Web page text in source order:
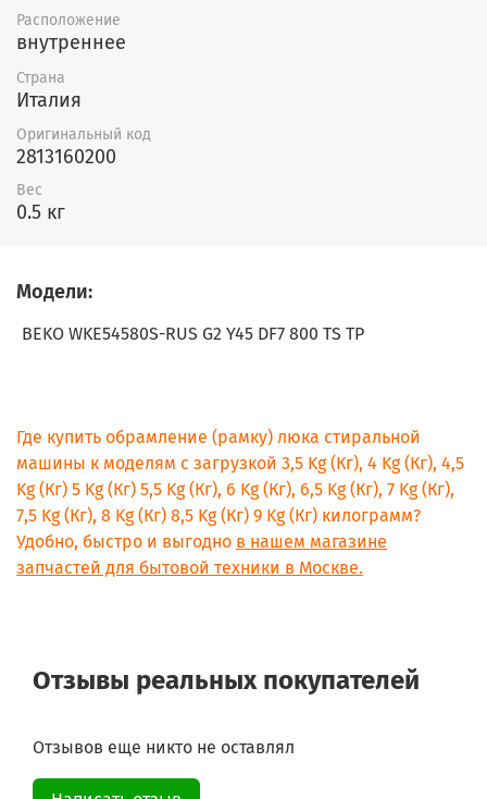
Расположение
внутреннее
Страна
Италия
Оригинальный код
2813160200
Вес
0.5 кг
Модели:
BEKO WKE54580S-RUS G2 Y45 DF7 800 TS TP
Где купить обрамление (рамку) люка стиральной
машины к моделям с загрузкой 3,5 Kg (Кг), 4 Kg (Кг), 4,5
Kg (Кг) 5 Kg (Кг) 5,5 Kg (Кг), 6 Kg (Кг), 6,5 Kg (Кг), 7 Kg (Кг),
7,5 Kg (Кг), 8 Kg (Кг) 8,5 Kg (Кг) 9 Kg (Кг) килограмм?
Удобно, быстро и выгодно в нашем магазине
запчастей для бытовой техники в Москве.
Отзывы реальных покупателей
Отзывов еще никто не оставлял